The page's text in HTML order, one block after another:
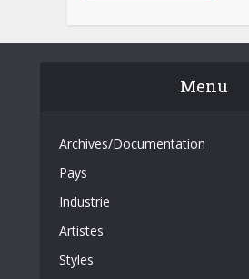
Menu
Archives/Documentation
Pays
Industrie
Artistes
Styles